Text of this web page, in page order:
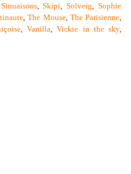
Sinuaisons,Skipi,Solveig,Sophie
,The Mouse, The Parisienne,
,Vanilla,Vickie in the sky,